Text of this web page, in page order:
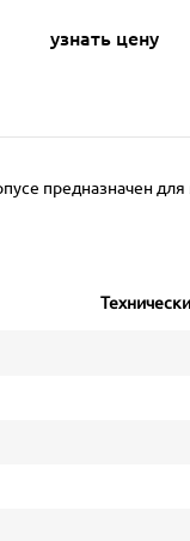
узнать цену
предназначен